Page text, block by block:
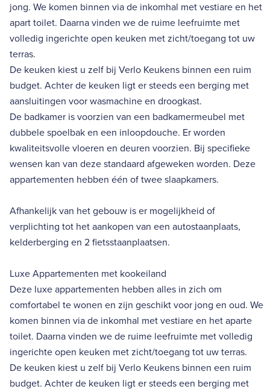
jong. We komen binnen via de inkomhal met vestiare en het
apart toilet. Daarna vinden we de ruime leefruimte met
volledig ingerichte open keuken met zicht/toegang tot uw
terras.
De keuken kiest u zelf bij Verlo Keukens binnen een ruim
budget. Achter de keuken ligt er steeds een berging met
aansluitingen voor wasmachine en droogkast.
De badkamer is voorzien van een badkamermeubel met
dubbele spoelbak en een inloopdouche. Er worden
kwaliteitsvolle vloeren en deuren voorzien. Bij specifieke
wensen kan van deze standaard afgeweken worden. Deze
appartementen hebben één of twee slaapkamers.
Afhankelijk van het gebouw is er mogelijkheid of
verplichting tot het aankopen van een autostaanplaats,
kelderberging en 2 fietsstaanplaatsen.
Luxe Appartementen met kookeiland
Deze luxe appartementen hebben alles in zich om
comfortabel te wonen en zijn geschikt voor jong en oud. We
komen binnen via de inkomhal met vestiare en het aparte
toilet. Daarna vinden we de ruime leefruimte met volledig
ingerichte open keuken met zicht/toegang tot uw terras.
De keuken kiest u zelf bij Verlo Keukens binnen een ruim
budget. Achter de keuken ligt er steeds een berging met